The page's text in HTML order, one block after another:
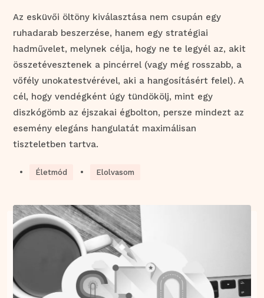
Az esküvői öltöny kiválasztása nem csupán egy
ruhadarab beszerzése, hanem egy stratégiai
hadművelet, melynek célja, hogy ne te legyél az, akit
összetévesztenek a pincérrel (vagy még rosszabb, a
vőfély unokatestvérével, aki a hangosításért felel). A
cél, hogy vendégként úgy tündökölj, mint egy
diszkógömb az éjszakai égbolton, persze mindezt az
esemény elegáns hangulatát maximálisan
tiszteletben tartva.
• Életmód • Elolvasom